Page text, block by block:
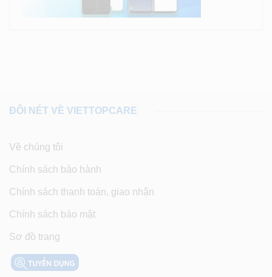
ĐÔI NÉT VỀ VIETTOPCARE
Về chúng tôi
Chính sách bảo hành
Chính sách thanh toán, giao nhận
Chính sách bảo mật
Sơ đồ trang